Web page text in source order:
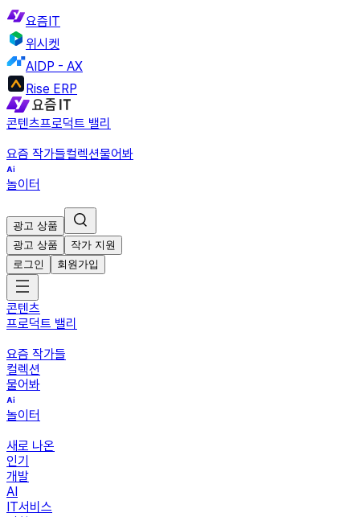
요즘IT
위시켓
AIDP - AX
Rise ERP
콘텐츠프로덕트 밸리
요즘 작가들컬렉션물어봐
놀이터
광고 상품
광고 상품
작가 지원
로그인
회원가입
콘텐츠
프로덕트 밸리
요즘 작가들
컬렉션
물어봐
놀이터
새로 나온
인기
개발
AI
IT서비스